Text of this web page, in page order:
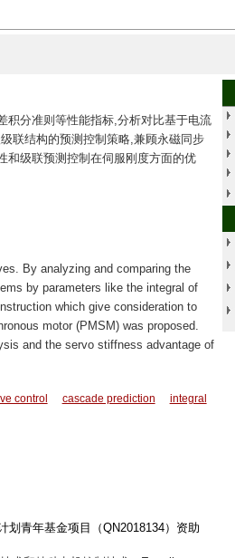
积分准则等性能指标,分析对比基于电流
联结构的预测控制策略,兼顾永磁同步
和级联预测控制在伺服刚度方面的优
By analyzing and comparing the
by parameters like the integral of
which give consideration to
motor (PMSM) was proposed.
and the servo stiffness advantage of
control cascade prediction
integral
划青年基金项目（QN2018134）资助